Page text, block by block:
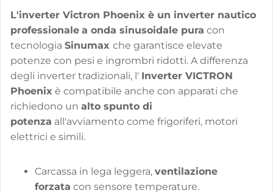
L'inverter Victron Phoenix è un inverter nautico
professionale a onda sinusoidale pura con
tecnologia Sinumax che garantisce elevate
potenze con pesi e ingrombri ridotti. A differenza
degli inverter tradizionali, l' Inverter VICTRON
Phoenix è compatibile anche con apparati che
richiedono un alto spunto di
potenza all'avviamento come frigoriferi, motori
elettrici e simili.
Carcassa in lega leggera, ventilazione
forzata con sensore temperature.